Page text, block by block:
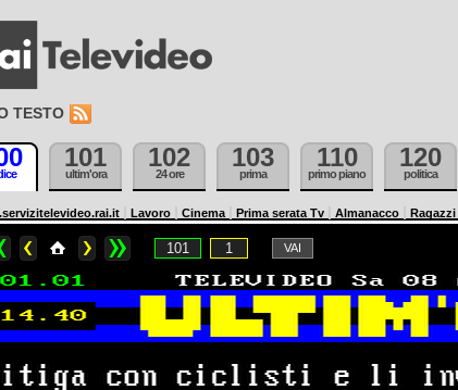
TESTO
101
ultim'ora
102
24 ore
103
prima
110
primo piano
120
politica
Lavoro Cinema Prima serata Tv Almanacco Ragazzi